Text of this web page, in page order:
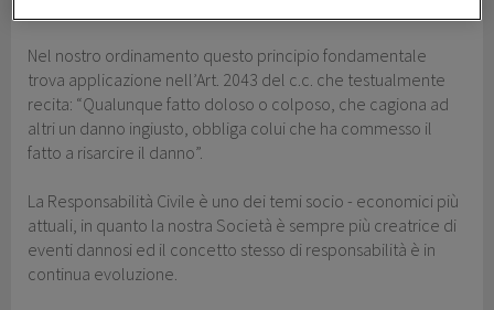
Nel nostro ordinamento questo principio fondamentale
trova applicazione nell’Art. 2043 del c.c. che testualmente
recita: “Qualunque fatto doloso o colposo, che cagiona ad
altri un danno ingiusto, obbliga colui che ha commesso il
fatto a risarcire il danno”.
La Responsabilità Civile è uno dei temi socio - economici più
attuali, in quanto la nostra Società è sempre più creatrice di
eventi dannosi ed il concetto stesso di responsabilità è in
continua evoluzione.